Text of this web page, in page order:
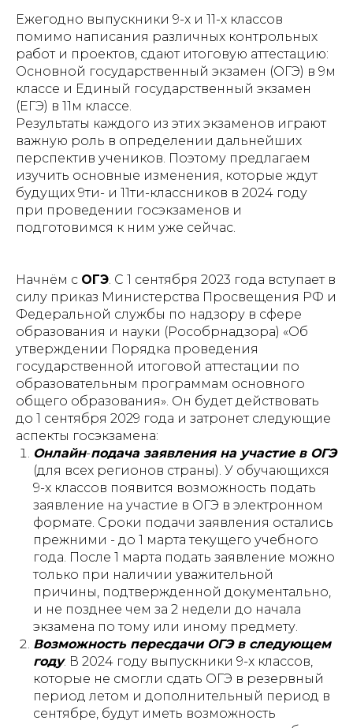
Ежегодно выпускники 9-х и 11-х классов
помимо написания различных контрольных
работ и проектов, сдают итоговую аттестацию:
Основной государственный экзамен (ОГЭ) в 9м
классе и Единый государственный экзамен
(ЕГЭ) в 11м классе.
Результаты каждого из этих экзаменов играют
важную роль в определении дальнейших
перспектив учеников. Поэтому предлагаем
изучить основные изменения, которые ждут
будущих 9ти- и 11ти-классников в 2024 году
при проведении госэкзаменов и
подготовимся к ним уже сейчас.
Начнём с ОГЭ. С 1 сентября 2023 года вступает в
силу приказ Министерства Просвещения РФ и
Федеральной службы по надзору в сфере
образования и науки (Рособрнадзора) «Об
утверждении Порядка проведения
государственной итоговой аттестации по
образовательным программам основного
общего образования». Он будет действовать
до 1 сентября 2029 года и затронет следующие
аспекты госэкзамена:
Онлайн-подача заявления на участие в ОГЭ
(для всех регионов страны). У обучающихся
9-х классов появится возможность подать
заявление на участие в ОГЭ в электронном
формате. Сроки подачи заявления остались
прежними - до 1 марта текущего учебного
года. После 1 марта подать заявление можно
только при наличии уважительной
причины, подтвержденной документально,
и не позднее чем за 2 недели до начала
экзамена по тому или иному предмету.
Возможность пересдачи ОГЭ в следующем
году. В 2024 году выпускники 9-х классов,
которые не смогли сдать ОГЭ в резервный
период летом и дополнительный период в
сентябре, будут иметь возможность